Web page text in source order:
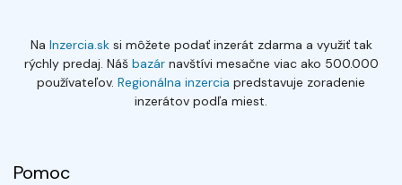
Na Inzercia.sksi môžete podať inzerát zdarma a využiť tak
rýchly predaj. Náš bazárnavštívi mesačne viac ako 500.000
používateľov. Regionálna inzercia predstavuje zoradenie
inzerátov podľa miest.
Pomoc